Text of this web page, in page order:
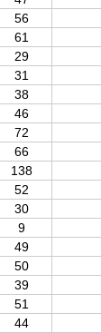
56
61
29
31
38
46
72
66
138
52
30
9
49
50
39
51
44